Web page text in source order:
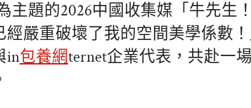
主題的2026中國收集媒「牛先生
經嚴重破壞了我的空間美學係數
in包養網ternet企業代表，共赴一